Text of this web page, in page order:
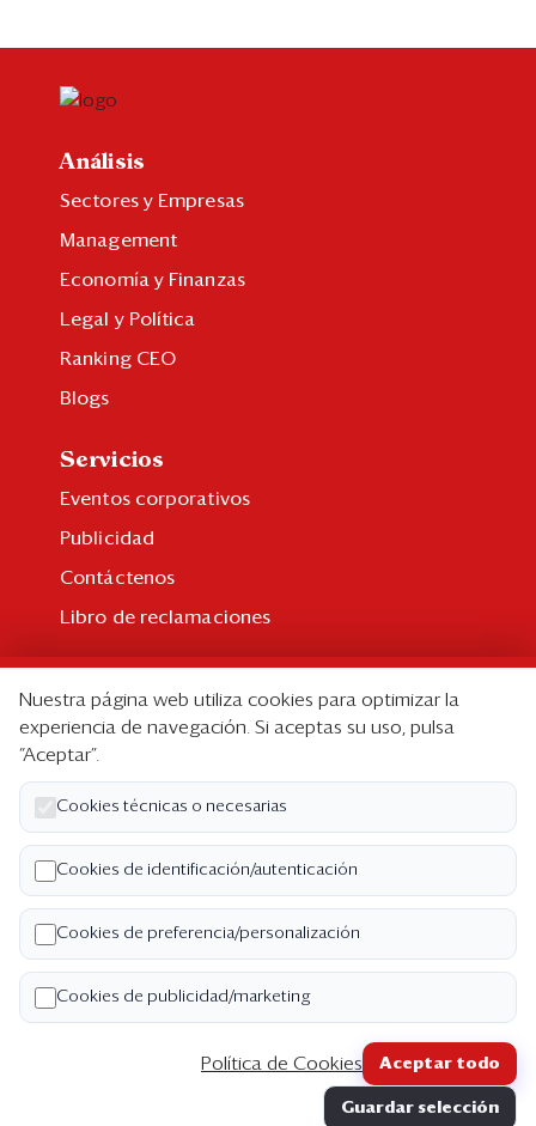
Análisis
Sectores y Empresas
Management
Economía y Finanzas
Legal y Política
Ranking CEO
Blogs
Servicios
Eventos corporativos
Publicidad
Contáctenos
Libro de reclamaciones
Suscripción individual
Paquetes corporativos
Edición Impresa
Nosotros
Quiénes somos
Código de ética
Términos y Condiciones
Copyright ©2026 Semana Económica. Todos los
Nuestra página web utiliza cookies para optimizar la
experiencia de navegación. Si aceptas su uso, pulsa
“Aceptar”.
Cookies técnicas o necesarias
Cookies de identificación/autenticación
Cookies de preferencia/personalización
Cookies de publicidad/marketing
Política de Cookies Aceptar todo
Guardar selección